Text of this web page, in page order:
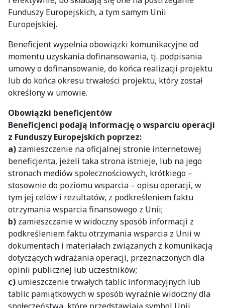
Funduszy Europejskich, a tym samym Unii
Europejskiej.
Beneficjent wypełnia obowiązki komunikacyjne od
momentu uzyskania dofinansowania, tj. podpisania
umowy o dofinansowanie, do końca realizacji projektu
lub do końca okresu trwałości projektu, który został
określony w umowie.
Obowiązki beneficjentów
Beneficjenci podają informację o wsparciu operacji
z Funduszy Europejskich poprzez:
a) zamieszczenie na oficjalnej stronie internetowej
beneficjenta, jeżeli taka strona istnieje, lub na jego
stronach mediów społecznościowych, krótkiego –
stosownie do poziomu wsparcia – opisu operacji, w
tym jej celów i rezultatów, z podkreśleniem faktu
otrzymania wsparcia finansowego z Unii;
b) zamieszczanie w widoczny sposób informacji z
podkreśleniem faktu otrzymania wsparcia z Unii w
dokumentach i materiałach związanych z komunikacją
dotyczących wdrażania operacji, przeznaczonych dla
opinii publicznej lub uczestników;
c) umieszczenie trwałych tablic informacyjnych lub
tablic pamiątkowych w sposób wyraźnie widoczny dla